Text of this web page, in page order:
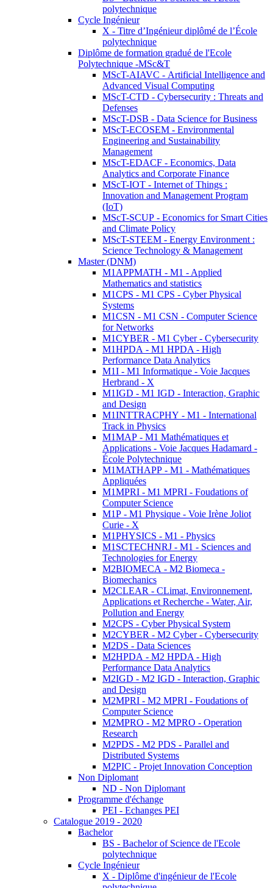
polytechnique
Cycle Ingénieur
X - Titre d’Ingénieur diplômé de l’École
polytechnique
Diplôme de formation gradué de l'Ecole
Polytechnique -MSc&T
MScT-AIAVC - Artificial Intelligence and
Advanced Visual Computing
MScT-CTD - Cybersecurity : Threats and
Defenses
MScT-DSB - Data Science for Business
MScT-ECOSEM - Environmental
Engineering and Sustainability
Management
MScT-EDACF - Economics, Data
Analytics and Corporate Finance
MScT-IOT - Internet of Things :
Innovation and Management Program
(IoT)
MScT-SCUP - Economics for Smart Cities
and Climate Policy
MScT-STEEM - Energy Environment :
Science Technology & Management
Master (DNM)
M1APPMATH - M1 - Applied
Mathematics and statistics
M1CPS - M1 CPS - Cyber Physical
Systems
M1CSN - M1 CSN - Computer Science
for Networks
M1CYBER - M1 Cyber - Cybersecurity
M1HPDA - M1 HPDA - High
Performance Data Analytics
M1I - M1 Informatique - Voie Jacques
Herbrand - X
M1IGD - M1 IGD - Interaction, Graphic
and Design
M1INTTRACPHY - M1 - International
Track in Physics
M1MAP - M1 Mathématiques et
Applications - Voie Jacques Hadamard -
École Polytechnique
M1MATHAPP - M1 - Mathématiques
Appliquées
M1MPRI - M1 MPRI - Foudations of
Computer Science
M1P - M1 Physique - Voie Irène Joliot
Curie - X
M1PHYSICS - M1 - Physics
M1SCTECHNRJ - M1 - Sciences and
Technologies for Energy
M2BIOMECA - M2 Biomeca -
Biomechanics
M2CLEAR - CLimat, Environnement,
Applications et Recherche - Water, Air,
Pollution and Energy
M2CPS - Cyber Physical System
M2CYBER - M2 Cyber - Cybersecurity
M2DS - Data Sciences
M2HPDA - M2 HPDA - High
Performance Data Analytics
M2IGD - M2 IGD - Interaction, Graphic
and Design
M2MPRI - M2 MPRI - Foudations of
Computer Science
M2MPRO - M2 MPRO - Operation
Research
M2PDS - M2 PDS - Parallel and
Distributed Systems
M2PIC - Projet Innovation Conception
Non Diplomant
ND - Non Diplomant
Programme d'échange
PEI - Echanges PEI
Catalogue 2019 - 2020
Bachelor
BS - Bachelor of Science de l'Ecole
polytechnique
Cycle Ingénieur
X - Diplôme d'ingénieur de l'Ecole